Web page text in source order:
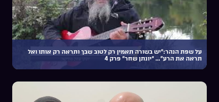
על שפת הנהר:”יש בשורה תאמין רק לטוב שבך ותראה רק אותו ואל
תראה את הרע”… “יונתן שחר” פרק 4